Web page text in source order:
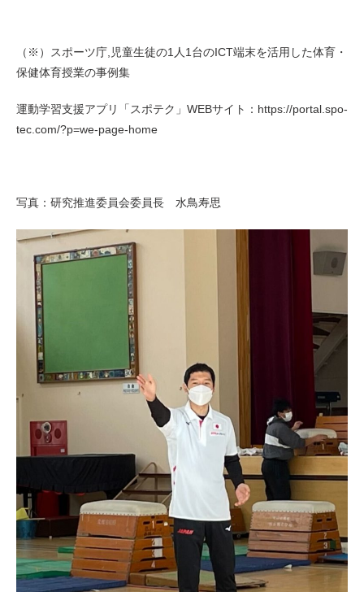
（※）スポーツ庁,児童生徒の1人1台のICT端末を活用した体育・
保健体育授業の事例集
運動学習支援アプリ「スポテク」WEBサイト： https://portal.spo-
tec.com/?p=we-page-home
写真：研究推進委員会委員長 水鳥寿思